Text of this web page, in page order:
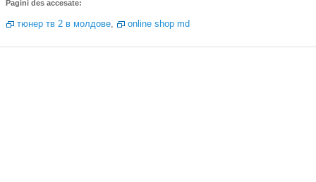
Pagini des accesate:
тюнер тв 2 в молдове, online shop md